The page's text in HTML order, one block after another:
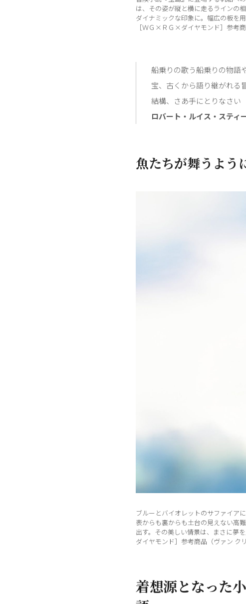
は、その姿が縦と横に走るラインの
ダイナミックな印象に。幅広の板を
［ＷＧ×ＲＧ×ダイヤモンド］参考
船乗りの歌う船乗りの物語
宝、古くから語り継がれる
結構、さあ手にとりなさい
ロバート・ルイス・スティ
魚たちが舞うよう
ブルーとバイオレットのサファイア
表からも裏からも土台の見えない高
出す。その美しい情景は、まさに夢
ダイヤモンド］参考商品（ヴァン ク
着想源となった